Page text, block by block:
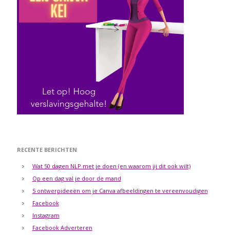
RECENTE BERICHTEN
Wat 50 dagen NLP met je doen (en waarom jij dit ook wilt)
Op een dag val je door de mand
5 ontwerpideeën om je Canva afbeeldingen te vereenvoudigen
Facebook
Instagram
Facebook Adverteren